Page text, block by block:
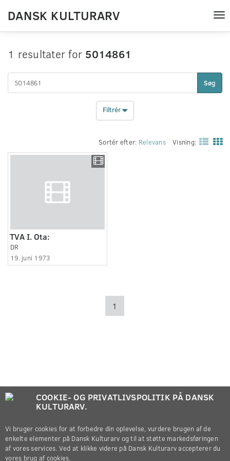
DANSK KULTURARV
1 resultater for 5014861
Søg
Filtrér
Sortér efter: Relevans Visning:
TVA I. Ota:
DR
19. juni 1973
1
COOKIE- OG PRIVATLIVSPOLITIK PÅ DANSK
KULTURARV.
Vi bruger cookies for at forbedre din oplevelse, vurdere brugen af de
enkelte elementer på Dansk Kulturarv og til at støtte markedsføringen
af vores services. Ved at klikke videre på Dansk Kulturarv accepterer du
vores brug af cookies.